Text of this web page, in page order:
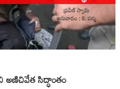
సిద్ధాంతం